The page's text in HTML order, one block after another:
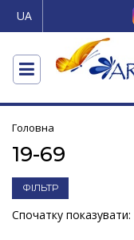
UA
Головна
19-69
ФІЛЬТР
Спочатку показувати: